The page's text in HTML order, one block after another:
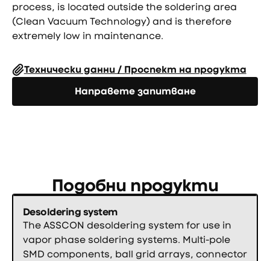
process, is located outside the soldering area
(Clean Vacuum Technology) and is therefore
extremely low in maintenance.
Технически данни / Проспект на продукта
Направете запитване
Направете запитване
Подобни продукти
Desoldering system
The ASSCON desoldering system for use in
vapor phase soldering systems. Multi-pole
SMD components, ball grid arrays, connector